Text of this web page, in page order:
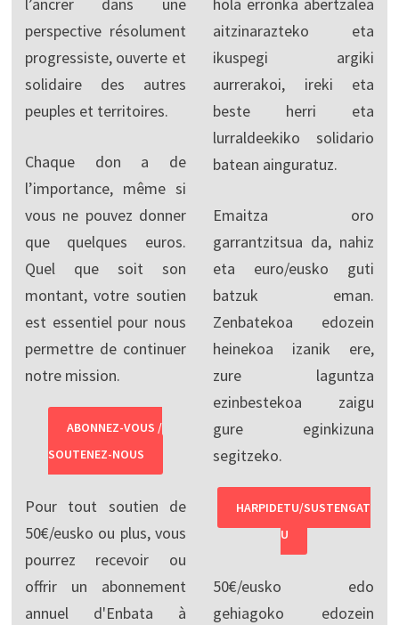
l’ancrer dans une
perspective résolument
progressiste, ouverte et
solidaire des autres
peuples et territoires.
Chaque don a de
l’importance, même si
vous ne pouvez donner
que quelques euros.
Quel que soit son
montant, votre soutien
est essentiel pour nous
permettre de continuer
notre mission.
ABONNEZ-VOUS /
SOUTENEZ-NOUS
Pour tout soutien de
50€/eusko ou plus, vous
pourrez recevoir ou
offrir un abonnement
annuel d'Enbata à
hola erronka abertzalea
aitzinarazteko eta
ikuspegi argiki
aurrerakoi, ireki eta
beste herri eta
lurraldeekiko solidario
batean ainguratuz.
Emaitza oro
garrantzitsua da, nahiz
eta euro/eusko guti
batzuk eman.
Zenbatekoa edozein
heinekoa izanik ere,
zure laguntza
ezinbestekoa zaigu
gure eginkizuna
segitzeko.
HARPIDETU/SUSTENGAT
U
50€/eusko edo
gehiagoko edozein